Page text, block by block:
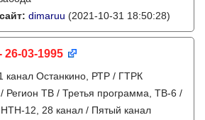
dimaruu (2021-10-31 18:50:28)
26-03-1995
канал Останкино, РТР / ГТРК
Регион ТВ / Третья программа, ТВ-6 /
12, 28 канал / Пятый канал